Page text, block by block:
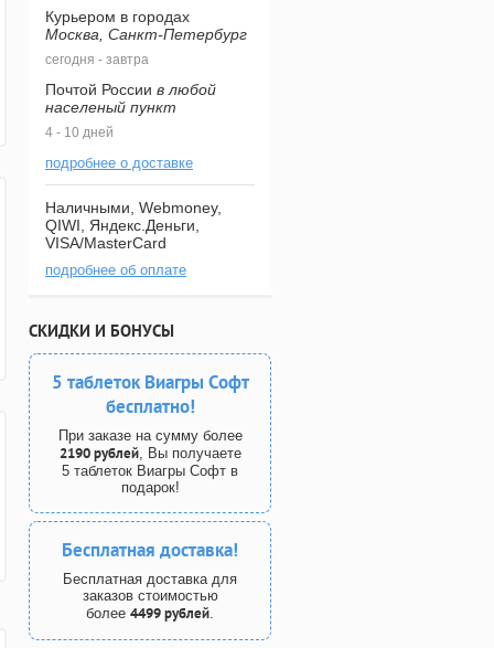
Курьером в городах
Москва, Санкт-Петербург
сегодня - завтра
Почтой России в любой
населеный пункт
4 - 10 дней
подробнее о доставке
Наличными, Webmoney,
QIWI, Яндекс.Деньги,
VISA/MasterCard
подробнее об оплате
СКИДКИ И БОНУСЫ
5 таблеток Виагры Софт
бесплатно!
При заказе на сумму более
2190 рублей, Вы получаете
5 таблеток Виагры Софт в
подарок!
Бесплатная доставка!
Бесплатная доставка для
заказов стоимостью
более 4499 рублей.